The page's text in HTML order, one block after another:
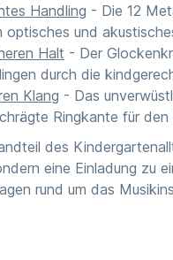
Handling - Die 12
und
Halt - Der
durch die
Klang - Das
Ringkante für den
des
eine Einladung zu
rund um das